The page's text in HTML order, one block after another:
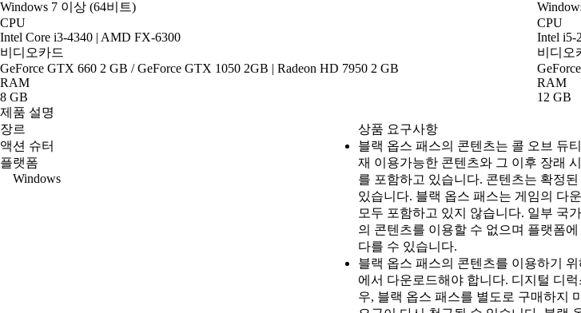
Windows 7 이상 (64비트)
CPU
Intel Core i3-4340 | AMD FX-6300
비디오카드
GeForce GTX 660 2 GB / GeForce GTX 1050 2GB | Radeon HD 7950 2 GB
RAM
8 GB
CPU
Intel i5-
비디오
RAM
12 GB
제품 설명
장르
액션 슈터
플랫폼
Windows
상품 요구사항
블랙 옵스 패스의 콘텐츠는 콜 오브 듀
재 이용가능한 콘텐츠와 그 이후 장래
를 포함하고 있습니다. 콘텐츠는 확정
있습니다. 블랙 옵스 패스는 게임의 다
모두 포함하고 있지 않습니다. 일부 국
의 콘텐츠를 이용할 수 없으며 플랫폼에
다를 수 있습니다.
블랙 옵스 패스의 콘텐츠를 이용하기
에서 다운로드해야 합니다. 디지털 디
우, 블랙 옵스 패스를 별도로 구매하지